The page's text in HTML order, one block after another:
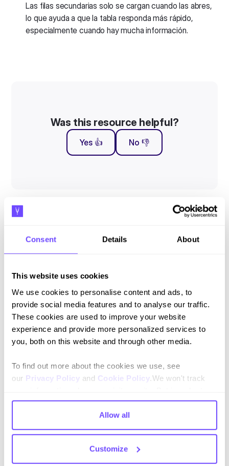
Consent Details About
This website uses cookies
We use cookies to personalise content and ads, to
provide social media features and to analyse our traffic.
These cookies are used to improve your website
experience and provide more personalized services to
you, both on this website and through other media.
To find out more about the cookies we use, see
our Privacy Policy and Cookie Policy .We won't track
comply with your preferences, we'll have to use just one
tiny cookie so that you're not asked to make this choice
again.
Allow all
Customize
Las filas secundarias solo se cargan cuando las abres,
lo que ayuda a que la tabla responda más rápido,
especialmente cuando hay mucha información.
Was this resource helpful?
Yes 👍 No 👎
Mantente al día con nuestras novedades y lanzamientos.
Al suscribirte aceptas nuestras Política de privacidady das
consentimiento para recibir actualizaciones de nuestra empresa.
Español